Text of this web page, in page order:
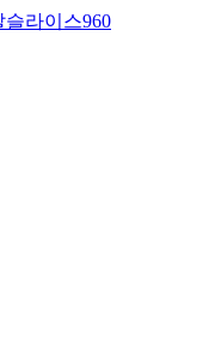
슬라이스960